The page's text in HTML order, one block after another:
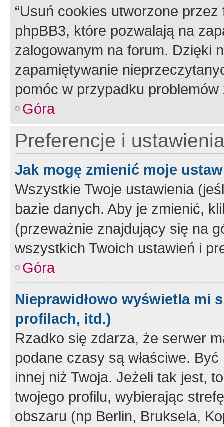
“Usuń cookies utworzone
phpBB3, które pozwalają na
zalogowanym na forum. Dzięki
zapamiętywanie
pomóc w przypadku
Góra
Preferencje i
Jak mogę zmienić moje
Wszystkie Twoje ustawienia
bazie danych. Aby je zmienić,
(przeważnie znajdujący się na
wszystkich Twoich ustawień i
Góra
Nieprawidłowo wyświetla mi
profilach, itd.)
Rzadko się zdarza, że serwer
podane czasy są właściwe.
innej niż Twoja. Jeżeli tak jest,
twojego profilu, wybierając
obszaru (np Berlin, Bruksela,